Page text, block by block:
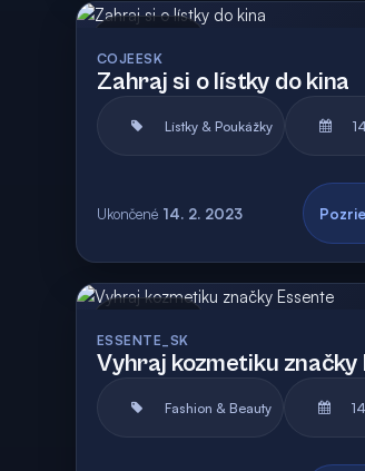
COJEESK
Zahraj si o lístky do kina
Lístky & Poukážky
Ukončené 14. 2. 2023
ESSENTE_SK
Vyhraj kozmetiku značky
Fashion & Beauty